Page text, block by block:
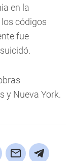
en la
códigos
fue
y Nueva York.